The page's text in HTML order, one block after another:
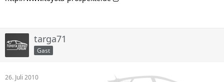
targa71
Gast
26. Juli 2010